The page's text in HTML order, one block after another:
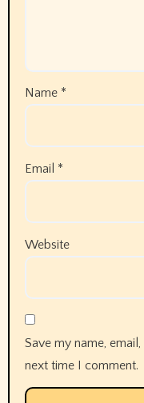
Name *
Email *
Website
Save my name,
next time I comment.